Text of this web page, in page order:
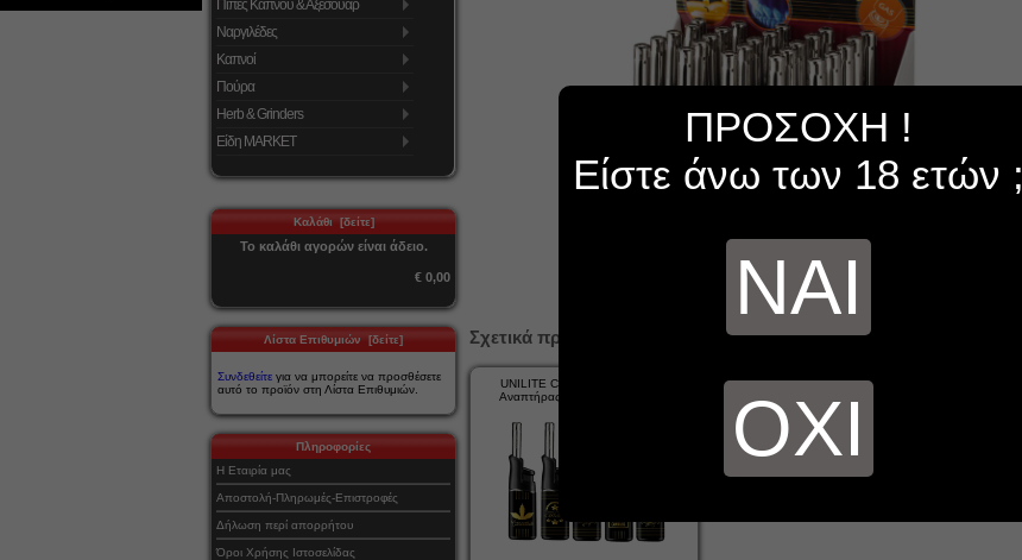
Πίπες Καπνού & Αξεσουάρ
Ναργιλέδες
Καπνοί
Πούρα
Herb & Grinders
Είδη MARKET
Καλάθι [δείτε]
Το καλάθι αγορών είναι άδειο.
€ 0,00
Λίστα Επιθυμιών [δείτε]
Συνδεθείτε για να μπορείτε να προσθέσετε
αυτό το προϊόν στη Λίστα Επιθυμιών.
Πληροφορίες
Η Εταιρία μας
Αποστολή-Πληρωμές-Επιστροφές
Δήλωση περί απορρήτου
Όροι Χρήσης Ιστοσελίδας
Σχετικά προϊόντα...
UNILITE CANNABIS 12859-01
Αναπτήρας BBQ Μακρύς 12cm
ΠΡΟΣΟΧΗ !
Είστε άνω των 18 ετών ;
ΝΑΙ
ΟΧΙ